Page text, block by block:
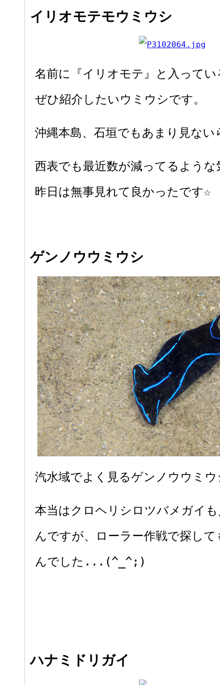
イリオモテモウミウシ
名前に『イリオモテ』と入って
ぜひ紹介したいウミウシです。
沖縄本島、石垣でもあまり見な
西表でも最近数が減ってるよう
昨日は無事見れて良かったです☆
ゲンノウウミウシ
汽水域でよく見るゲンノウウミウ
本当はクロヘリシロツバメガイ
んですが、ローラー作戦で探し
んでした...(^_^;)
ハナミドリガイ